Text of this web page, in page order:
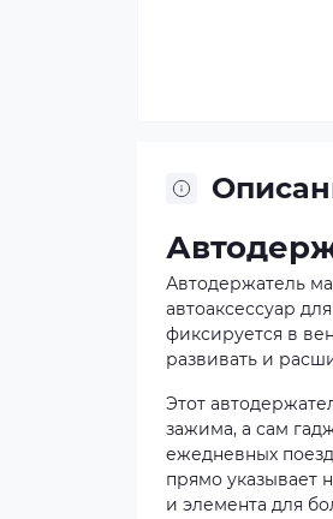
Автодержатель
автоаксессуар
фиксируется в
развивать и
Этот
зажима, а сам
ежедневных
прямо указывает
и элемента для